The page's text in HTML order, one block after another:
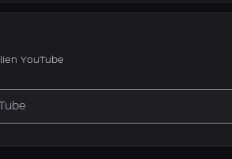
YouTube